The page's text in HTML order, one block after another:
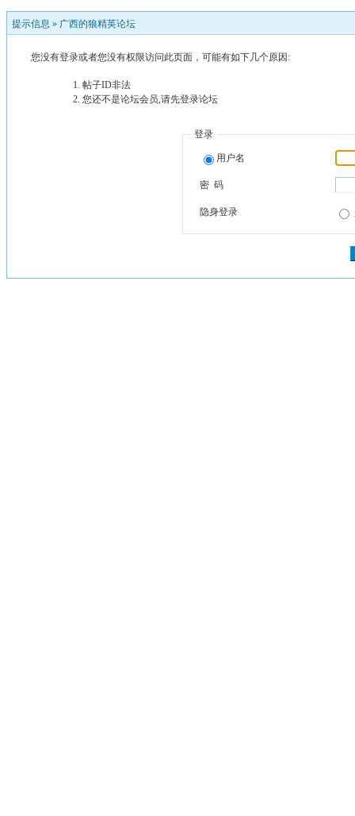
提示信息 » 广西的狼精英论坛
您没有登录或者您没有权限访问此页面，可能有如下几个原因:
帖子ID非法
您还不是论坛会员,请先登录论坛
登录
用户名
密 码
隐身登录